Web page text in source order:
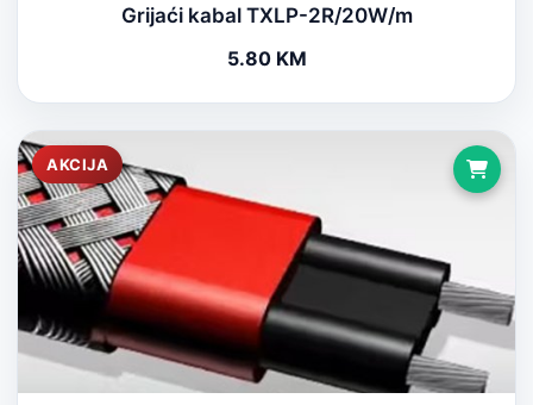
Grijaći kabal TXLP-2R/20W/m
5.80 KM
AKCIJA